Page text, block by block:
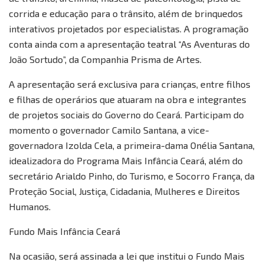
corrida e educação para o trânsito, além de brinquedos
interativos projetados por especialistas. A programação
conta ainda com a apresentação teatral “As Aventuras do
João Sortudo”, da Companhia Prisma de Artes.
A apresentação será exclusiva para crianças, entre filhos
e filhas de operários que atuaram na obra e integrantes
de projetos sociais do Governo do Ceará. Participam do
momento o governador Camilo Santana, a vice-
governadora Izolda Cela, a primeira-dama Onélia Santana,
idealizadora do Programa Mais Infância Ceará, além do
secretário Arialdo Pinho, do Turismo, e Socorro França, da
Proteção Social, Justiça, Cidadania, Mulheres e Direitos
Humanos.
Fundo Mais Infância Ceará
Na ocasião, será assinada a lei que institui o Fundo Mais